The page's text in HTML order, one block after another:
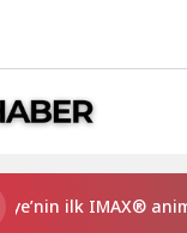
ilk IMAX®